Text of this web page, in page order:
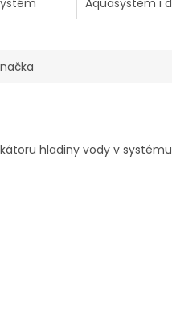
hladiny vody v systému